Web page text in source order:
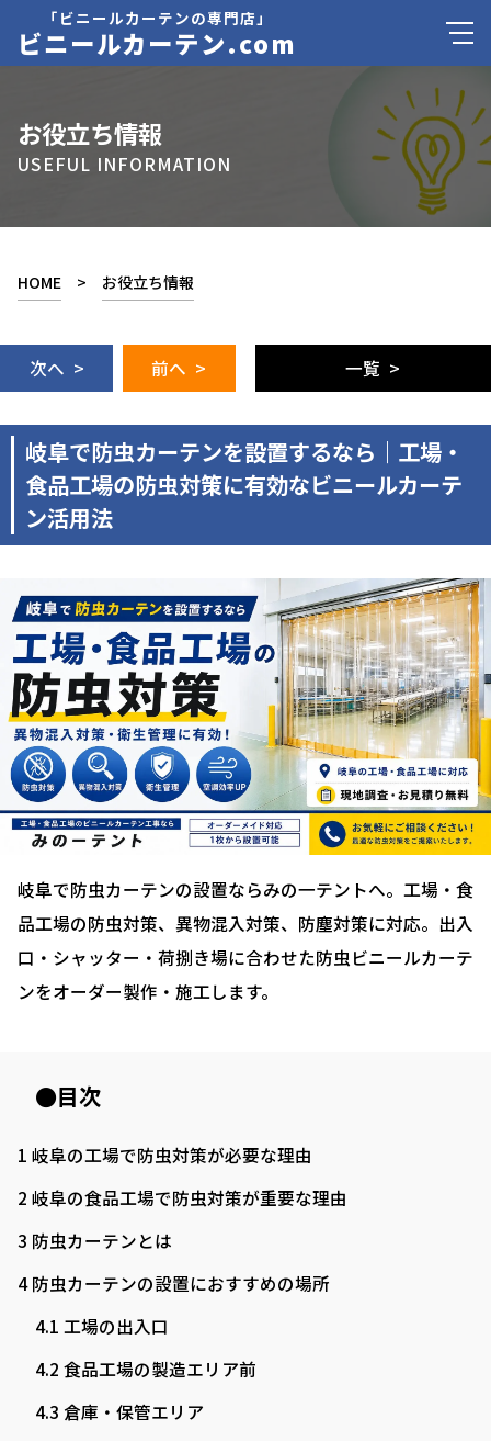
「ビニールカーテンの専門店」
ビニールカーテン.com
お役立ち情報
USEFUL INFORMATION
HOME > お役立ち情報
次へ > 前へ > 一覧 >
岐阜で防虫カーテンを設置するなら｜工場・
食品工場の防虫対策に有効なビニールカーテ
ン活用法
岐阜で防虫カーテンの設置ならみの一テントへ。工場・食
品工場の防虫対策、異物混入対策、防塵対策に対応。出入
口・シャッター・荷捌き場に合わせた防虫ビニールカーテ
ンをオーダー製作・施工します。
●目次
1 岐阜の工場で防虫対策が必要な理由
2 岐阜の食品工場で防虫対策が重要な理由
3 防虫カーテンとは
4防虫カーテンの設置におすすめの場所
4.1 工場の出入口
4.2 食品工場の製造エリア前
4.3 倉庫・保管エリア